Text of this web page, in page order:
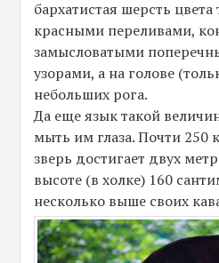
бархатистая шерсть
красными переливами,
замысловатыми
узорами, а на голове
небольших рога.
Да еще язык такой
мыть им глаза. Почти 250
зверь достигает двух
высоте (в холке) 160
несколько выше своих